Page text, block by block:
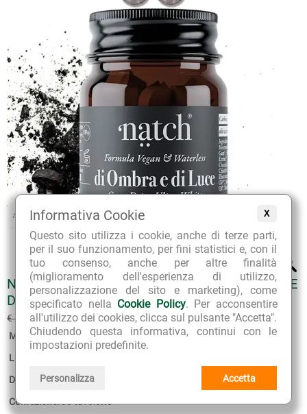
X
Informativa Cookie
Questo sito utilizza i cookie, anche di terze parti,
per il suo funzionamento, per fini statistici e, con il
tuo consenso, anche per altre finalità
(miglioramento dell'esperienza di utilizzo,
personalizzazione del sito e marketing), come
specificato nella Cookie Policy. Per acconsentire
all'utilizzo dei cookies, clicca sul pulsante "Accetta".
Chiudendo questa informativa, continui con le
impostazioni predefinite.
Personalizza Accetta
NATCH DENTIFRICIO NATURALE IN TAVOLETTE
DI OMBRA E DI LUCE
€ 14.80 € 13.32(sconto 10%)
Marca: Natch Labs
Linea:
Disponibilità:non disponibile.
Confezione:85 tavolette